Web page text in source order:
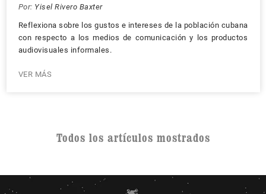
Por: Yisel Rivero Baxter
Reflexiona sobre los gustos e intereses de la población cubana
con respecto a los medios de comunicación y los productos
audiovisuales informales.
VER MÁS
Todos los artículos mostrados